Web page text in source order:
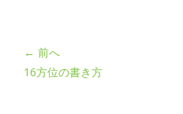
← 前へ
16方位の書き方